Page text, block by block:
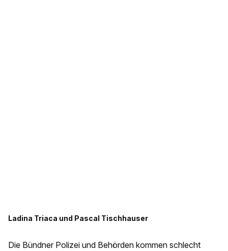
Ladina Triaca und Pascal Tischhauser
Die Bündner Polizei und Behörden kommen schlecht